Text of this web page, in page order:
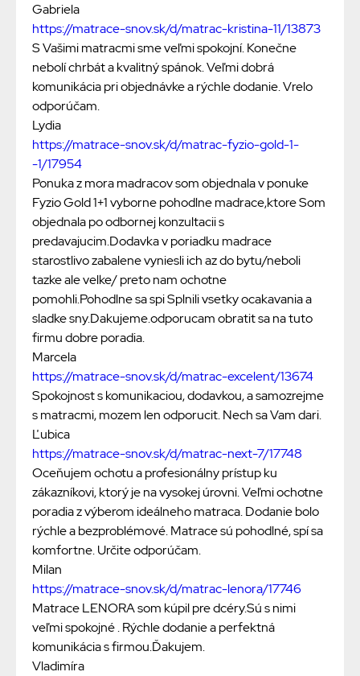
Gabriela
https://matrace-snov.sk/d/matrac-kristina-11/13873
S Vašimi matracmi sme veľmi spokojní. Konečne
nebolí chrbát a kvalitný spánok. Veľmi dobrá
komunikácia pri objednávke a rýchle dodanie. Vrelo
odporúčam.
Lydia
https://matrace-snov.sk/d/matrac-fyzio-gold-1-
-1/17954
Ponuka z mora madracov som objednala v ponuke
Fyzio Gold 1+1 vyborne pohodlne madrace,ktore Som
objednala po odbornej konzultacii s
predavajucim.Dodavka v poriadku madrace
starostlivo zabalene vyniesli ich az do bytu/neboli
tazke ale velke/ preto nam ochotne
pomohli.Pohodlne sa spi Splnili vsetky ocakavania a
sladke sny.Dakujeme.odporucam obratit sa na tuto
firmu dobre poradia.
Marcela
https://matrace-snov.sk/d/matrac-excelent/13674
Spokojnost s komunikaciou, dodavkou, a samozrejme
s matracmi, mozem len odporucit. Nech sa Vam dari.
Ľubica
https://matrace-snov.sk/d/matrac-next-7/17748
Oceňujem ochotu a profesionálny prístup ku
zákazníkovi, ktorý je na vysokej úrovni. Veľmi ochotne
poradia z výberom ideálneho matraca. Dodanie bolo
rýchle a bezproblémové. Matrace sú pohodlné, spí sa
komfortne. Určite odporúčam.
Milan
https://matrace-snov.sk/d/matrac-lenora/17746
Matrace LENORA som kúpil pre dcéry.Sú s nimi
veľmi spokojné . Rýchle dodanie a perfektná
komunikácia s firmou.Ďakujem.
Vladimíra